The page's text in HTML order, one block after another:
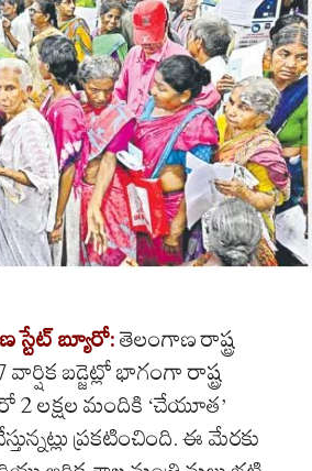
స్టేట్బ్యూరో:తెలంగాణ రాష్ట్ర
వార్షిక బడ్జెట్లో భాగంగా రాష్ట్ర
2 లక్షల మందికి ‘చేయూత’
ప్రకటించింది. ఈ మేరకు